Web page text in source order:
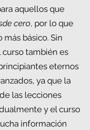
aquellos que
cero, por lo que
más básico. Sin
también es
eternos
ya que la
las lecciones
y el curso
información